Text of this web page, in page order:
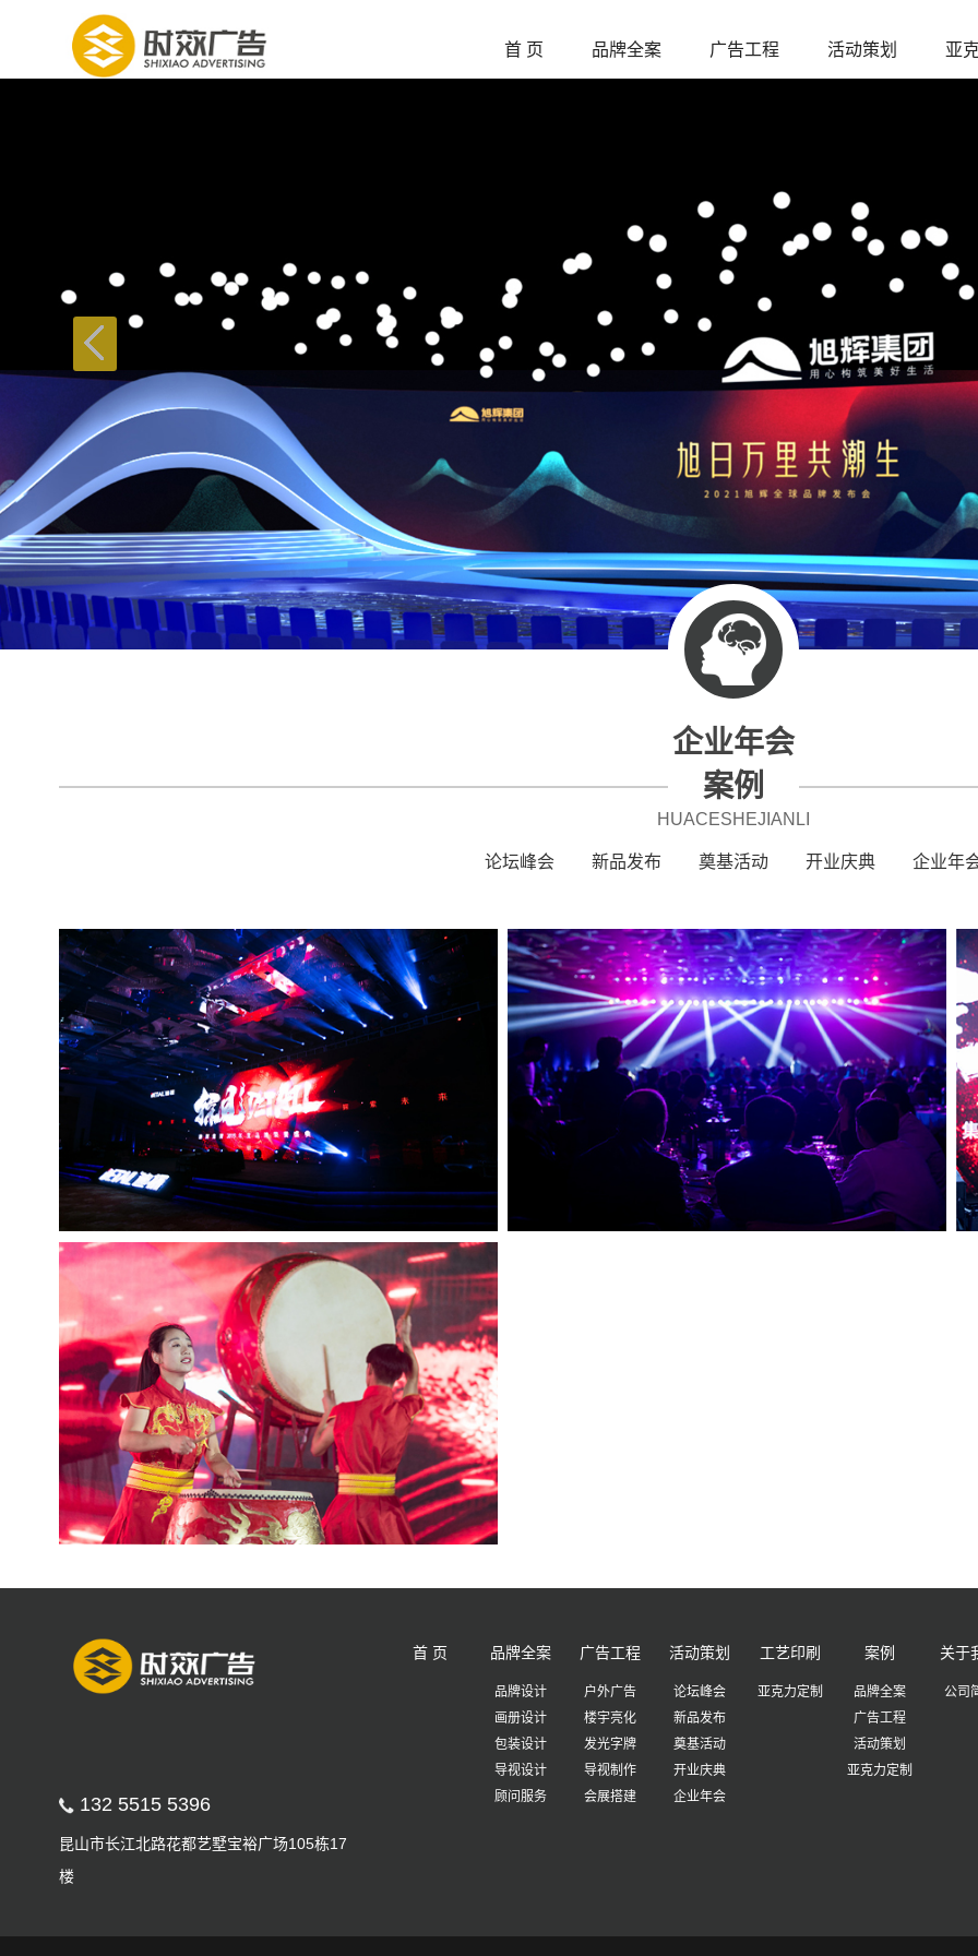
首 页 品牌全案 广告工程 活动策划 亚
企业年会
案例
HUACESHEJIANLI
论坛峰会 新品发布 奠基活动 开业庆典 企业年
132 5515 5396
昆山市长江北路花都艺墅宝裕广场105栋17
楼
首 页 品牌全案
品牌设计
画册设计
包装设计
导视设计
顾问服务
广告工程
户外广告
楼宇亮化
发光字牌
导视制作
会展搭建
活动策划
论坛峰会
新品发布
奠基活动
开业庆典
企业年会
工艺印刷
亚克力定制
案例
品牌全案
广告工程
活动策划
亚克力定制
关于
公司